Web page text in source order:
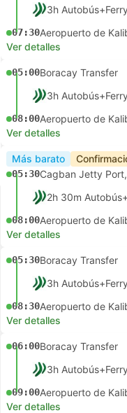
07:30Aeropuerto de
Ver detalles
05:00Boracay Transfer
08:00Aeropuerto de
Ver detalles
Más barato
05:30Cagban Jetty
08:00Aeropuerto de
Ver detalles
05:30Boracay Transfer
08:30Aeropuerto de
Ver detalles
06:00Boracay Transfer
09:00Aeropuerto de
Ver detalles